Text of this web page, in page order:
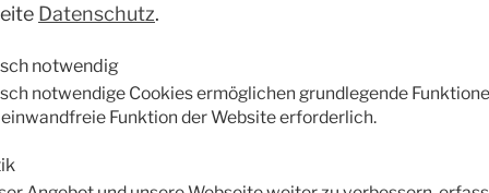
und Schwerpunkte sind wichtiger Bestandteil
für den Nürnberger Kirchentag. Sie fließen in das
Kirchentages ein, welches ein Spektrum von
bis hin zu Spiritualität umfasst. Im Juni 2023 wird
und die einzigartige Atmosphäre Evangelischer
und der Welt nach Nürnberg ziehen. Als
Datenschutz.
notwendig
notwendige Cookies ermöglichen grundlegende
Funktion der Website erforderlich.